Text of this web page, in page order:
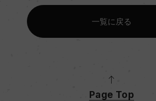
一覧に戻る
Page Top